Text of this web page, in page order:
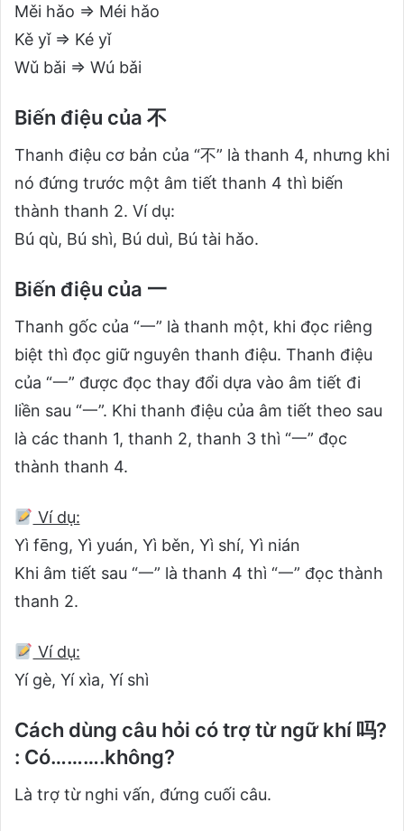
Měi hǎo ⇒ Méi hǎo
Kě yǐ ⇒ Ké yǐ
Wǔ bǎi ⇒ Wú bǎi
Biến điệu của 不
Thanh điệu cơ bản của “不” là thanh 4, nhưng khi
nó đứng trước một âm tiết thanh 4 thì biến
thành thanh 2. Ví dụ:
Bú qù, Bú shì, Bú duì, Bú tài hǎo.
Biến điệu của 一
Thanh gốc của “一” là thanh một, khi đọc riêng
biệt thì đọc giữ nguyên thanh điệu. Thanh điệu
của “一” được đọc thay đổi dựa vào âm tiết đi
liền sau “一”. Khi thanh điệu của âm tiết theo sau
là các thanh 1, thanh 2, thanh 3 thì “一” đọc
thành thanh 4.
Ví dụ:
Yì fēng, Yì yuán, Yì běn, Yì shí, Yì nián
Khi âm tiết sau “一” là thanh 4 thì “一” đọc thành
thanh 2.
Ví dụ:
Yí gè, Yí xìa, Yí shì
Cách dùng câu hỏi có trợ từ ngữ khí 吗?
: Có……….không?
Là trợ từ nghi vấn, đứng cuối câu.